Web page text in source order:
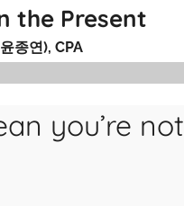
the Present
종연), CPA
you’re not